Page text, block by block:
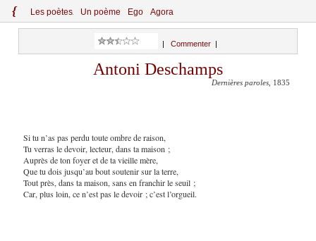
{ Les poètes Un poème Ego Agora
Commenter
Antoni Deschamps
Dernières paroles , 1835
Si tu n’as pas perdu toute ombre de raison,
Tu verras le devoir, lecteur, dans ta maison ;
Auprès de ton foyer et de ta vieille mère,
Que tu dois jusqu’au bout soutenir sur la terre,
Tout près, dans ta maison, sans en franchir le seuil ;
Car, plus loin, ce n’est pas le devoir ; c’est l’orgueil.